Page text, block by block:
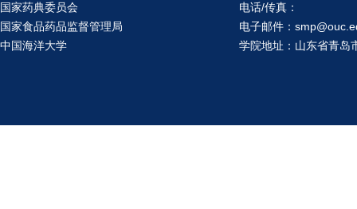
国家药典委员会
国家食品药品监督管理局
中国海洋大学
电话/传真：
电子邮件：
学院地址：山东省青岛